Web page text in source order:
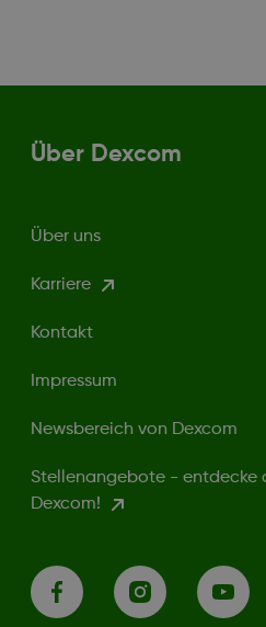
Über Dexcom
Über uns
Karriere
Kontakt
Impressum
Newsbereich von Dexcom
Stellenangebote - entdecke
Dexcom!